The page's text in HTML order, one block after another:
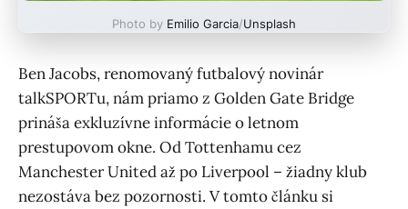
Photo by Emilio Garcia/Unsplash
Ben Jacobs, renomovaný futbalový novinár
talkSPORTu, nám priamo z Golden Gate Bridge
prináša exkluzívne informácie o letnom
prestupovom okne. Od Tottenhamu cez
Manchester United až po Liverpool – žiadny klub
nezostáva bez pozornosti. V tomto článku si